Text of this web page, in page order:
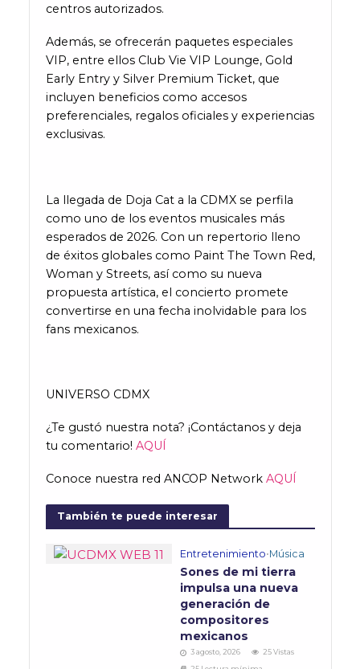
centros autorizados.
Además, se ofrecerán paquetes especiales
VIP, entre ellos Club Vie VIP Lounge, Gold
Early Entry y Silver Premium Ticket, que
incluyen beneficios como accesos
preferenciales, regalos oficiales y experiencias
exclusivas.
La llegada de Doja Cat a la CDMX se perfila
como uno de los eventos musicales más
esperados de 2026. Con un repertorio lleno
de éxitos globales como Paint The Town Red,
Woman y Streets, así como su nueva
propuesta artística, el concierto promete
convertirse en una fecha inolvidable para los
fans mexicanos.
UNIVERSO CDMX
¿Te gustó nuestra nota? ¡Contáctanos y deja
tu comentario! AQUÍ
Conoce nuestra red ANCOP Network AQUÍ
También te puede interesar
Entretenimiento•Música
Sones de mi tierra
impulsa una nueva
generación de
compositores
mexicanos
3 agosto, 2026
25 Vistas